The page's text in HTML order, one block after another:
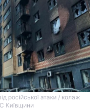
російської атаки / колаж
Київщини